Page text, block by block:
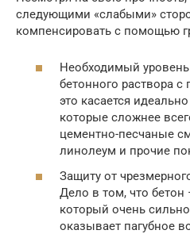
следующими «слабыми»
компенсировать с помощью
Необходимый
бетонного раствора
это касается
которые сложнее
цементно-песчаные
линолеум и прочие
Защиту от
Дело в том, что бетон
который очень
оказывает пагубное